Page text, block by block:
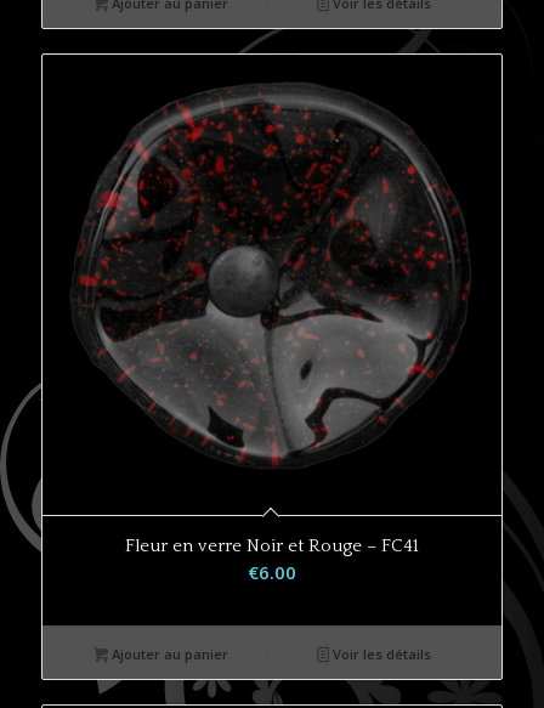
Fleur en verre Noir et Rouge – FC41
€6.00
Ajouter au panier Voir les détails